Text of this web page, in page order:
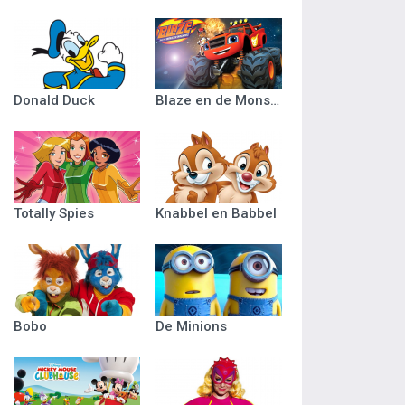
Donald Duck Blaze en de Monsterwielen
Totally Spies Knabbel en Babbel
Bobo De Minions